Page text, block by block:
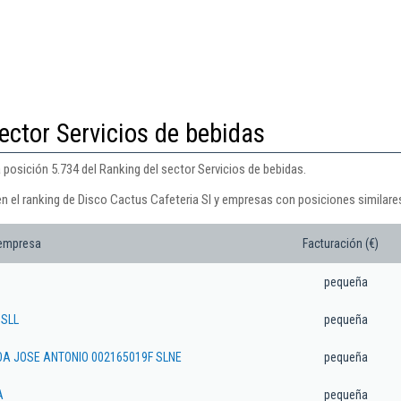
Servicios de bebidas
5.734 del Ranking del sector Servicios de bebidas.
el ranking de Disco Cactus Cafeteria Sl y empresas con posiciones
Facturación (€)
pequeña
pequeña
JOSE ANTONIO 002165019F SLNE pequeña
pequeña